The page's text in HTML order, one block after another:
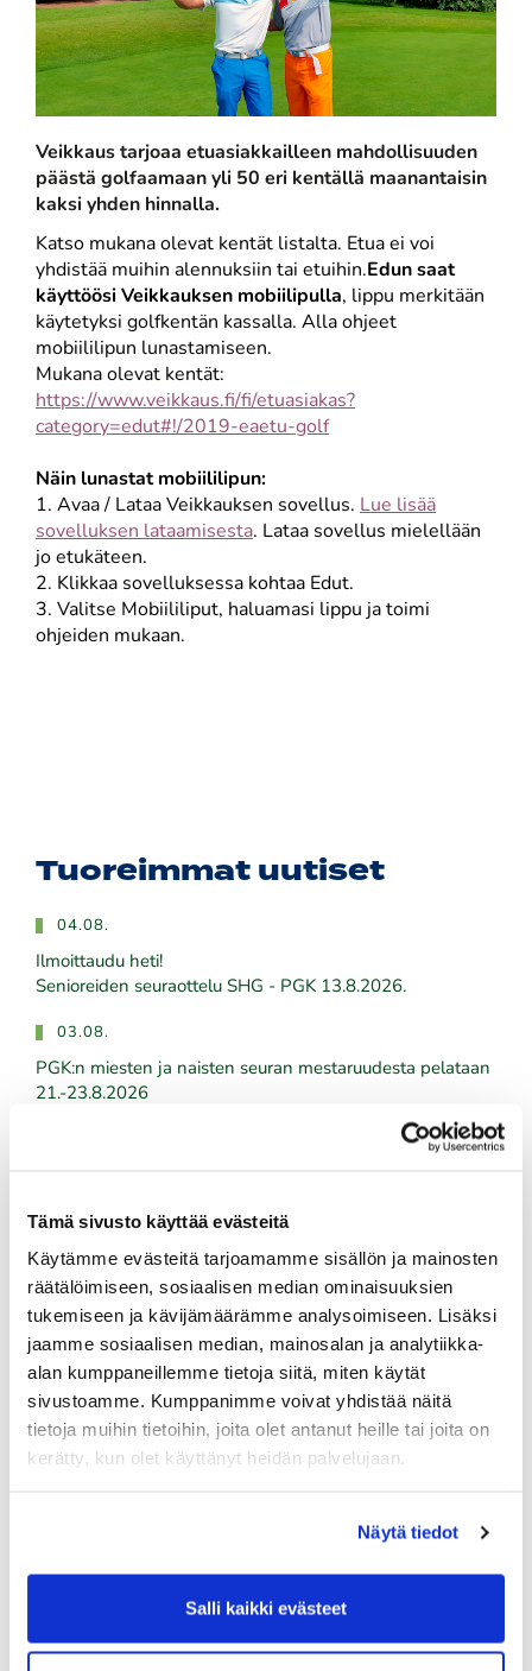
Tämä sivusto käyttää evästeitä
Käytämme evästeitä tarjoamamme sisällön ja mainosten
räätälöimiseen, sosiaalisen median ominaisuuksien
tukemiseen ja kävijämäärämme analysoimiseen. Lisäksi
jaamme sosiaalisen median, mainosalan ja analytiikka-
alan kumppaneillemme tietoja siitä, miten käytät
sivustoamme. Kumppanimme voivat yhdistää näitä
tietoja muihin tietoihin, joita olet antanut heille tai joita on
kerätty, kun olet käyttänyt heidän palvelujaan.
Näytä tiedot
Salli kaikki evästeet
Veikkaus tarjoaa etuasiakkailleen mahdollisuuden
päästä golfaamaan yli 50 eri kentällä maanantaisin
kaksi yhden hinnalla.
Katso mukana olevat kentät listalta. Etua ei voi
yhdistää muihin alennuksiin tai etuihin.Edun saat
käyttöösi Veikkauksen mobiilipulla, lippu merkitään
käytetyksi golfkentän kassalla. Alla ohjeet
mobiililipun lunastamiseen.
Mukana olevat kentät:
https://www.veikkaus.fi/fi/etuasiakas?
category=edut#!/2019-eaetu-golf
Näin lunastat mobiililipun:
1. Avaa / Lataa Veikkauksen sovellus. Lue lisää
sovelluksen lataamisesta. Lataa sovellus mielellään
jo etukäteen.
2. Klikkaa sovelluksessa kohtaa Edut.
3. Valitse Mobiililiput, haluamasi lippu ja toimi
ohjeiden mukaan.
Tuoreimmat uutiset
04.08.
Ilmoittaudu heti!
​​​​​​​Senioreiden seuraottelu SHG - PGK 13.8.2026.
03.08.
PGK:n miesten ja naisten seuran mestaruudesta pelataan
21.-23.8.2026
03.08.
Golfshop Open 27r
Titleist demopäivä 14.8. klo 12-18
Tulevat tapahtumat